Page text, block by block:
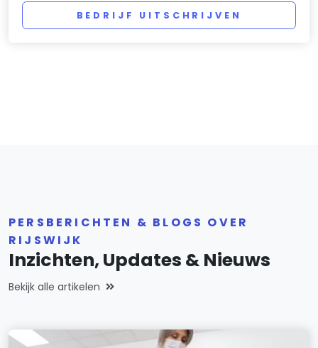
BEDRIJF UITSCHRIJVEN
PERSBERICHTEN & BLOGS OVER
RIJSWIJK
Inzichten, Updates & Nieuws
Bekijk alle artikelen